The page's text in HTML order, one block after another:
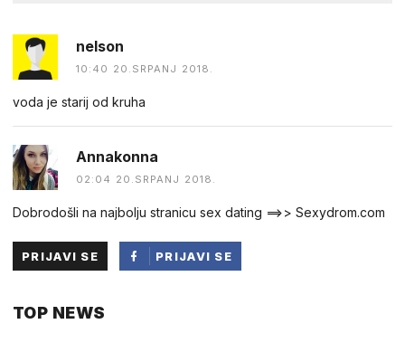
nelson
10:40 20.SRPANJ 2018.
voda je starij od kruha
Annakonna
02:04 20.SRPANJ 2018.
Dobrodošli na najbolju stranicu sex dating ==>> Sexydrom.com
PRIJAVI SE
PRIJAVI SE
TOP NEWS